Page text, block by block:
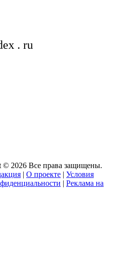
. ru
© 2026 Все права защищены.
О проекте
Условия
Реклама на